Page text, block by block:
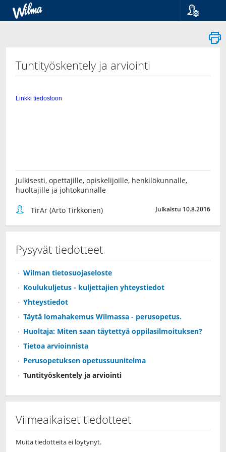
Suomi
Svenska
Tuntityöskentely ja arviointi
Julkisesti, opettajille, opiskelijoille, henkilökunnalle,
huoltajille ja johtokunnalle
TirAr (Arto Tirkkonen) Julkaistu 10.8.2016
Pysyvät tiedotteet
Wilman tietosuojaseloste
Koulukuljetus - kuljettajien yhteystiedot
Yhteystiedot
Täytä lomahakemus Wilmassa - perusopetus.
Huoltaja: Miten saan täytettyä oppilasilmoituksen?
Tietoa arvioinnista
Perusopetuksen opetussuunitelma
Tuntityöskentely ja arviointi
Viimeaikaiset tiedotteet
Muita tiedotteita ei löytynyt.